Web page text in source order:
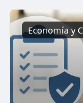
Economía y